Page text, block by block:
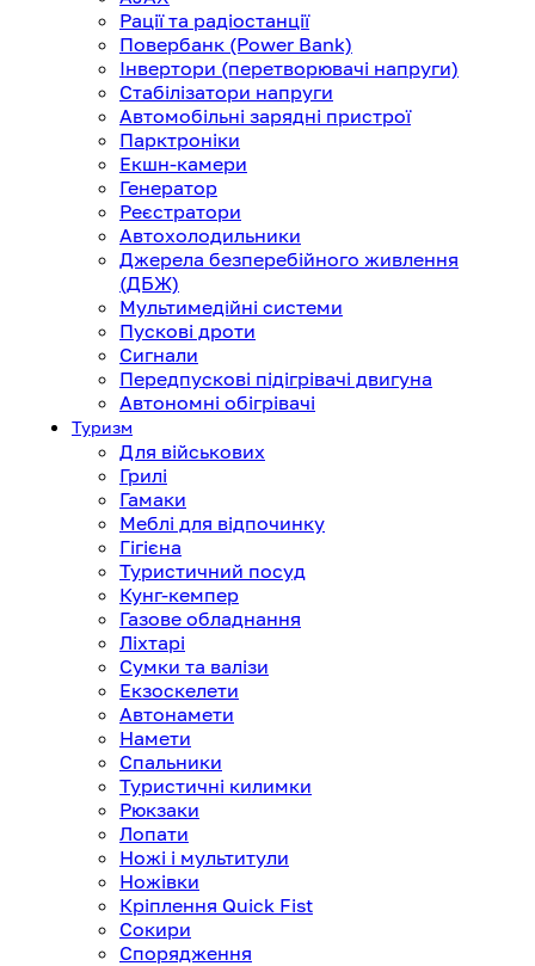
Рації та радіостанції
Повербанк (Power Bank)
Інвертори (перетворювачі напруги)
Стабілізатори напруги
Автомобільні зарядні пристрої
Парктроніки
Екшн-камери
Генератор
Реєстратори
Автохолодильники
Джерела безперебійного живлення
(ДБЖ)
Мультимедійні системи
Пускові дроти
Сигнали
Передпускові підігрівачі двигуна
Автономні обігрівачі
Туризм
Для військових
Грилі
Гамаки
Меблі для відпочинку
Гігієна
Туристичний посуд
Кунг-кемпер
Газове обладнання
Ліхтарі
Сумки та валізи
Екзоскелети
Автонамети
Намети
Спальники
Туристичні килимки
Рюкзаки
Лопати
Ножі і мультитули
Ножівки
Кріплення Quick Fist
Сокири
Спорядження